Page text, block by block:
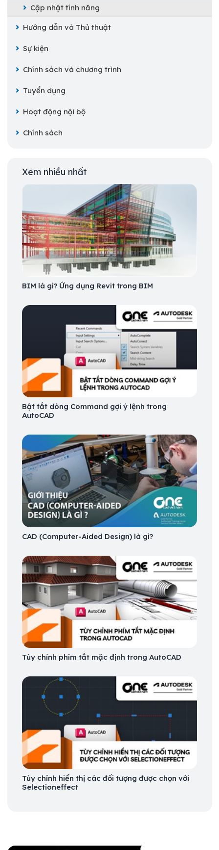
Cập nhật tính năng
Hướng dẫn và Thủ thuật
Sự kiện
Chính sách và chương trình
Tuyển dụng
Hoạt động nội bộ
Chính sách
Xem nhiều nhất
BIM là gì? Ứng dụng Revit trong BIM
Bật tắt dòng Command gợi ý lệnh trong
AutoCAD
CAD (Computer-Aided Design) là gì?
Tùy chỉnh phím tắt mặc định trong AutoCAD
Tùy chỉnh hiển thị các đối tượng được chọn với
Selectioneffect